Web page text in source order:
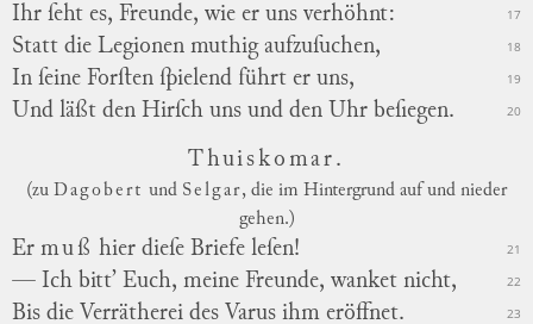
Ihr ſeht es, Freunde, wie er uns verhöhnt: 17
Statt die Legionen muthig aufzuſuchen, 18
In ſeine Forſten ſpielend führt er uns, 19
Und läßt den Hirſch uns und den Uhr beſiegen. 20
Thuiskomar.
(zu Dagobert und Selgar, die im Hintergrund auf und nieder
gehen.)
Er muß hier dieſe Briefe leſen! 21
— Ich bitt’ Euch, meine Freunde, wanket nicht, 22
Bis die Verrätherei des Varus ihm eröffnet. 23